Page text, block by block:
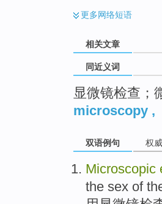
更多网络短语
相关文章
同近义词
显微镜检查；
microscopy ,
双语例句 权
Microscopic
the sex of